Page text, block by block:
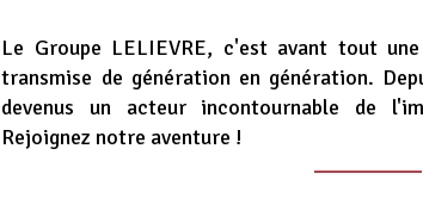
Le Groupe LELIEVRE, c'est avant tout
transmise de génération en génération.
devenus un acteur incontournable de
Rejoignez notre aventure !